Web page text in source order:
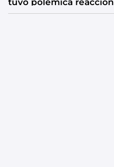
tuvo polémica reacción